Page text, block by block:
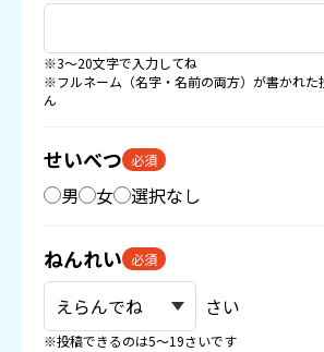
※3〜20文字で入力してね
※フルネーム（名字・名前の両方）が書かれた
ん
せいべつ 必須
男 女 選択なし
ねんれい 必須
さい
※投稿できるのは5〜19さいです